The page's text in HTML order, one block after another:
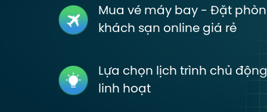
Mua vé máy bay - Đặt
khách sạn online giá rẻ
Lựa chọn lịch trình chủ
linh hoạt